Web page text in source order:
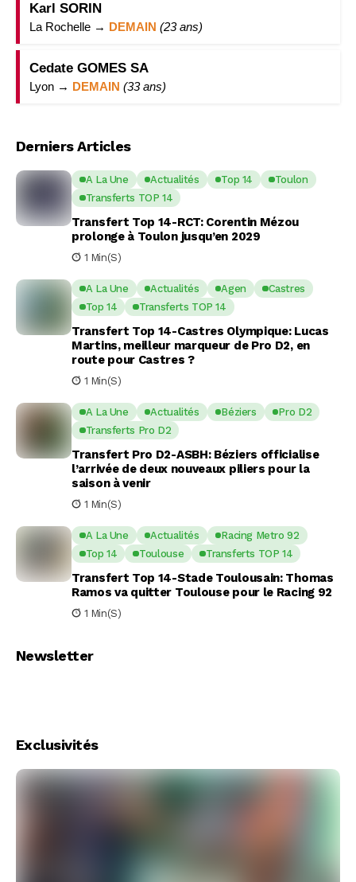
Karl SORIN
La Rochelle → DEMAIN (23 ans)
Cedate GOMES SA
Lyon → DEMAIN (33 ans)
Derniers Articles
A La Une Actualités Top 14
Toulon
Transferts TOP 14
Transfert Top 14-RCT: Corentin Mézou
prolonge à Toulon jusqu’en 2029
1 Min(s)
A La Une Actualités Agen
Castres
Top 14
Transferts TOP 14
Transfert Top 14-Castres Olympique: Lucas
Martins, meilleur marqueur de Pro D2, en
route pour Castres ?
1 Min(s)
A La Une Actualités Béziers
Pro D2
Transferts Pro D2
Transfert Pro D2-ASBH: Béziers officialise
l’arrivée de deux nouveaux piliers pour la
saison à venir
1 Min(s)
A La Une Actualités
Racing Metro 92
Top 14
Toulouse Transferts TOP 14
Transfert Top 14-Stade Toulousain: Thomas
Ramos va quitter Toulouse pour le Racing 92
1 Min(s)
Newsletter
Exclusivités